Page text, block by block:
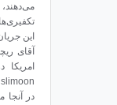
این
آقای
در آنجا